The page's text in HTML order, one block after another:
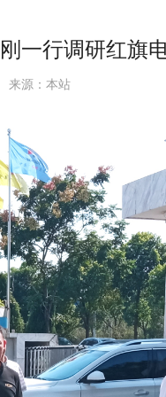
一行调研红旗
源：本站